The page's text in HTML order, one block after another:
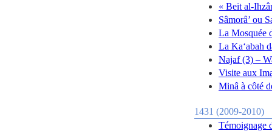
« Beit al-
Sâmorâ’ ou
La Mosquée
La Ka‘abah
Najaf (3) –
Visite aux
Minâ à côté
1431 (2009-2010)
Témoignage